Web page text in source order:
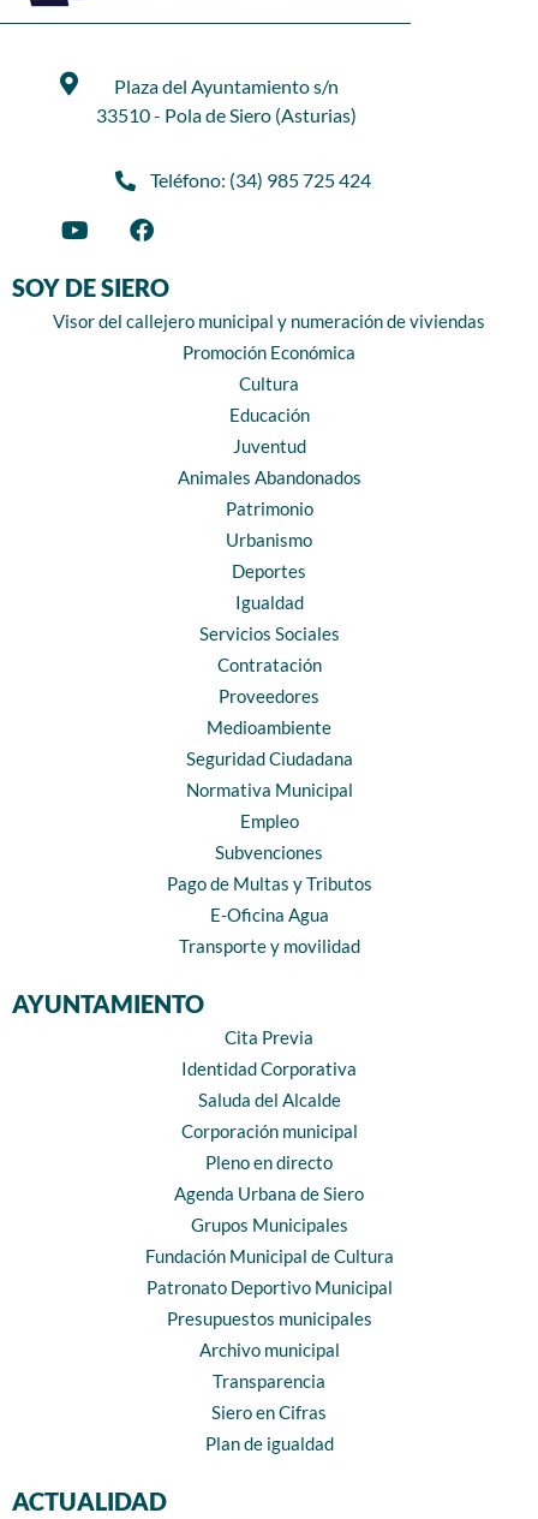
Plaza del Ayuntamiento s/n
33510 - Pola de Siero (Asturias)
Teléfono: (34) 985 725 424
SOY DE SIERO
Visor del callejero municipal y numeración de viviendas
Promoción Económica
Cultura
Educación
Juventud
Animales Abandonados
Patrimonio
Urbanismo
Deportes
Igualdad
Servicios Sociales
Contratación
Proveedores
Medioambiente
Seguridad Ciudadana
Normativa Municipal
Empleo
Subvenciones
Pago de Multas y Tributos
E-Oficina Agua
Transporte y movilidad
AYUNTAMIENTO
Cita Previa
Identidad Corporativa
Saluda del Alcalde
Corporación municipal
Pleno en directo
Agenda Urbana de Siero
Grupos Municipales
Fundación Municipal de Cultura
Patronato Deportivo Municipal
Presupuestos municipales
Archivo municipal
Transparencia
Siero en Cifras
Plan de igualdad
ACTUALIDAD